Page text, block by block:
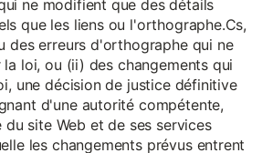
ne modifient que des détails
que les liens ou l'orthographe.Cs,
des erreurs d'orthographe qui ne
loi, ou (ii) des changements qui
une décision de justice définitive
d'une autorité compétente,
site Web et de ses services
les changements prévus entrent